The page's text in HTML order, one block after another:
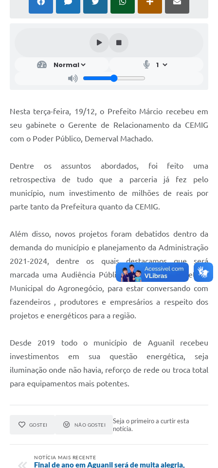
Nesta terça-feira, 19/12, o Prefeito Márcio recebeu em
seu gabinete o Gerente de Relacionamento da CEMIG
com o Poder Público, Demerval Machado.
Dentre os assuntos abordados, foi feito uma
retrospectiva de tudo que a parceria já fez pelo
município, num investimento de milhões de reais por
parte tanto da Prefeitura quanto da CEMIG.
Além disso, novos projetos foram debatidos dentro da
demanda do município e planejamento da Administração
2021-2024, dentre os quais destacamos que será
marcada uma Audiência Pública , através da Secretaria
Municipal do Agronegócio, para estar conversando com
fazendeiros , produtores e empresários a respeito dos
projetos e energéticos para a região.
Desde 2019 todo o município de Aguanil recebeu
investimentos em sua questão energética, seja
iluminação onde não havia, reforço de rede ou troca total
para equipamentos mais potentes.
GOSTEI NÃO GOSTEI
Seja o primeiro a curtir esta
notícia.
NOTÍCIA MAIS RECENTE
Final de ano em Aguanil será de muita alegria,